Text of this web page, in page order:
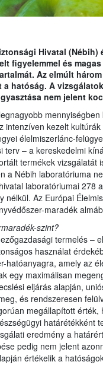
Hivatal
figyelemmel és
Az elmúlt
a hatóság. A
nem jelent
intenzíven kezelt
élelmiszerlánc-
terv – a kereskedelmi
termékek vizsgálatát
a Nébih laboratóriuma
laboratóriumai 278
nélkül. Az Európai
maradék
szint?
termelés –
használat
hatóanyagra, amely az
egy maximálisan
eljárás alapján,
és rendszeresen
megállapított
határétékként
eredmény a
pedig nem jelent
értékelik a